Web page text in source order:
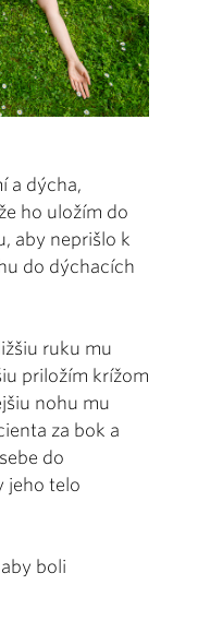
a dýcha,
ho uložím do
aby neprišlo k
do dýchacích
ruku mu
priložím krížom
nohu mu
za bok a
do
jeho telo
boli